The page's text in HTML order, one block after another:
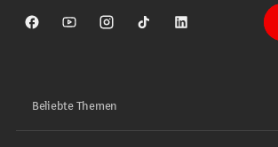
Sparkasse auf Facebook
Sparkasse auf Youtube
Sparkasse auf Instagram
Sparkasse auf TikTok
Sparkasse auf
Beliebte Themen